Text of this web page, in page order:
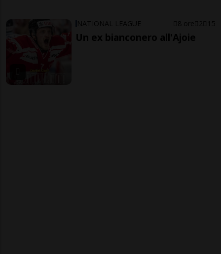
NATIONAL LEAGUE 8 ore 2 15
Un ex bianconero all'Ajoie